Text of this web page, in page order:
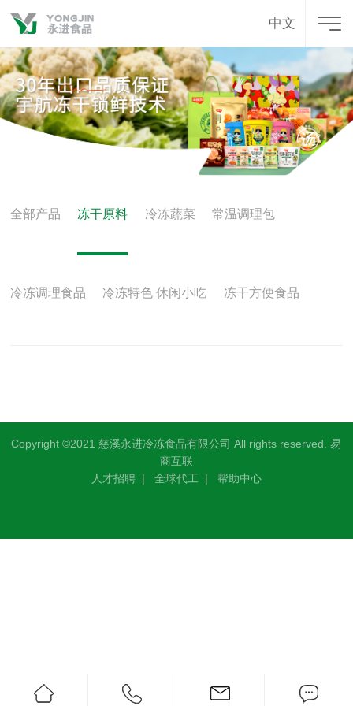
中文
全部产品 冻干原料 冷冻蔬菜 常温调理包
冷冻调理食品 冷冻特色 休闲小吃 冻干方便食品
Copyright ©2021 慈溪永进冷冻食品有限公司 All rights reserved.易
商互联
人才招聘| 全球代工| 帮助中心